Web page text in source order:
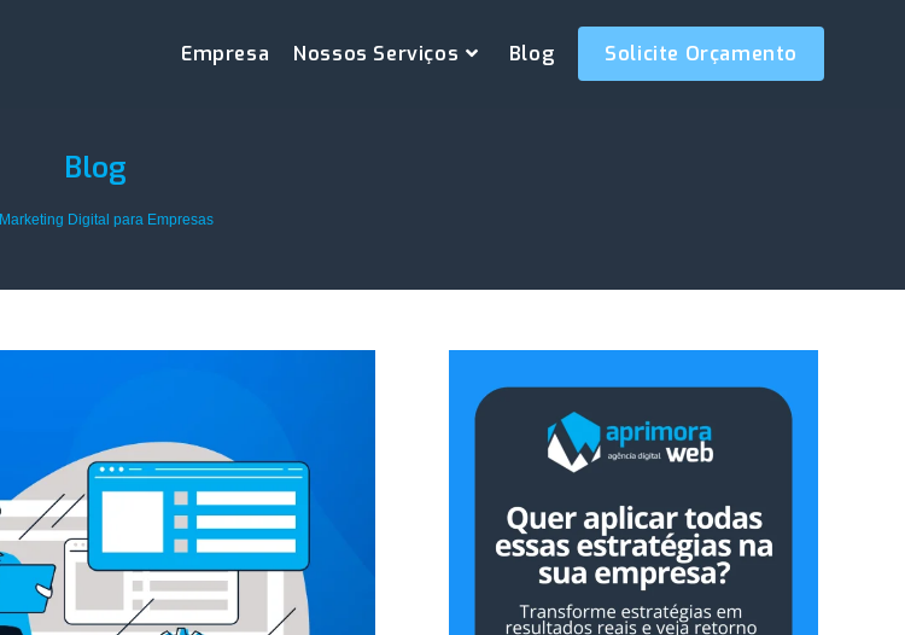
Empresa Nossos Serviços Blog Solicite Orçamento
Blog
Marketing Digital para Empresas